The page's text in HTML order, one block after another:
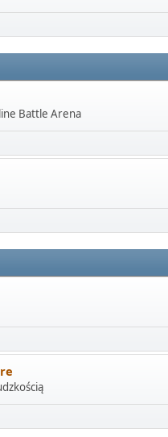
Battle Arena